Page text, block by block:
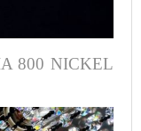
800 NICKEL